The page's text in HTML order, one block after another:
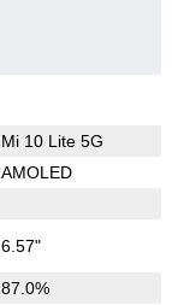
Mi 10 Lite 5G
AMOLED
6.57"
87.0%